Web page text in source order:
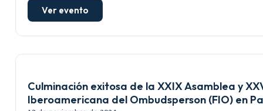
Ver evento
Culminación exitosa de la XXIX Asamblea y
Iberoamericana del Ombudsperson (FIO) en